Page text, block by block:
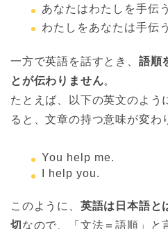
あなたはわたしを手伝う
わたしをあなたは手伝う
一方で英語を話すとき、 語順
とが伝わりません。
たとえば、以下の英文のよう
ると、文章の持つ意味が変わ
You help me.
I help you.
このように、 英語は日本語と
切 なので、「文法＝語順」と